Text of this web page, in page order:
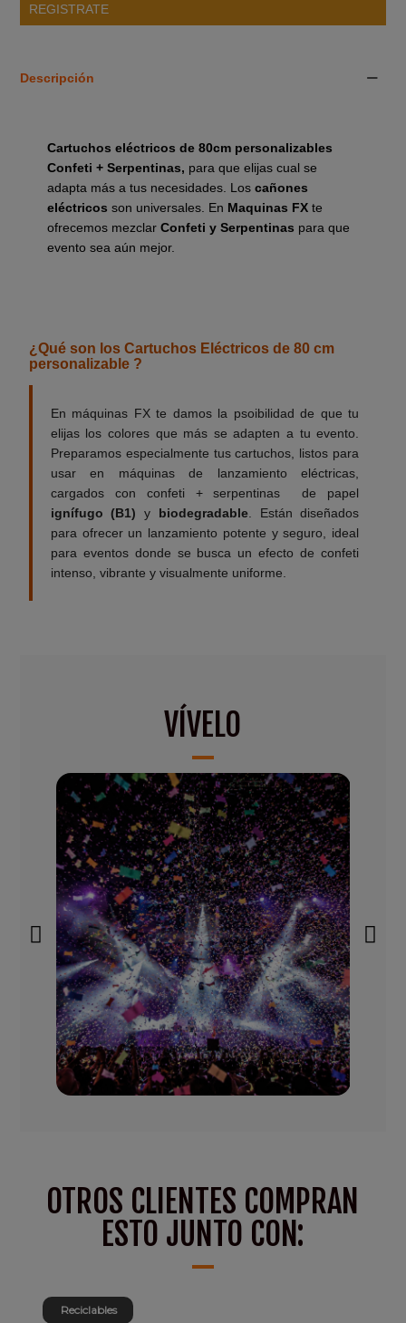
REGISTRATE
Descripción
Cartuchos eléctricos de 80cm personalizables
Confeti + Serpentinas, para que elijas cual se
adapta más a tus necesidades. Loscañones
eléctricos son universales. En Maquinas FXte
ofrecemos mezclar Confeti y Serpentinas para que
evento sea aún mejor.
¿Qué son los Cartuchos Eléctricos de 80 cm
personalizable ?
En máquinas FX te damos la psoibilidad de que tu
elijas los colores que más se adapten a tu evento.
Preparamos especialmente tus cartuchos, listos para
usar en máquinas de lanzamiento eléctricas,
cargados con confeti + serpentinas de papel
ignífugo (B1) y biodegradable. Están diseñados
para ofrecer un lanzamiento potente y seguro, ideal
para eventos donde se busca un efecto de confeti
intenso, vibrante y visualmente uniforme.
VÍVELO
OTROS CLIENTES COMPRAN
ESTO JUNTO CON:
Reciclables